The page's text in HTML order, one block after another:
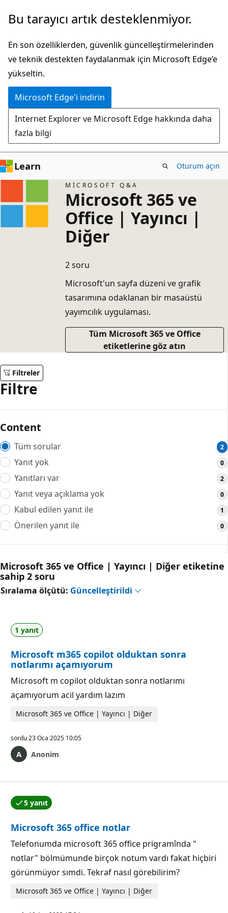
Ana
atla
Bu tarayıcı artık desteklenmiyor.
En son özelliklerden, güvenlik güncelleştirmelerinden
ve teknik destekten faydalanmak için Microsoft Edge’e
yükseltin.
Microsoft Edge'i indirin
Internet Explorer ve Microsoft Edge hakkında daha
fazla bilgi
Learn Oturum açın
MICROSOFT Q&A
Microsoft 365 ve
Office | Yayıncı |
Diğer
2 soru
Microsoft'un sayfa düzeni ve grafik
tasarımına odaklanan bir masaüstü
yayımcılık uygulaması.
Tüm Microsoft 365 ve Office
etiketlerine göz atın
Filtreler
Filtre
Content
Tüm sorular 2
Yanıt yok 0
Yanıtları var 2
Yanıt veya açıklama yok 0
Kabul edilen yanıt ile 1
Önerilen yanıt ile 0
Microsoft 365 ve Office | Yayıncı | Diğer etiketine
sahip 2 soru
Sıralama ölçütü: Güncelleştirildi
1 yanıt
Microsoft m365 copilot olduktan sonra
notlarımı açamıyorum
Microsoft m copilot olduktan sonra notlarımı
açamıyorum acil yardım lazım
Microsoft 365 ve Office | Yayıncı | Diğer
sordu23 Oca 2025 10:05
Anonim
5 yanıt
Yanıtlardan biri soru yazarı tarafından kabul edildi.
Microsoft 365 office notlar
Telefonumda microsoft 365 office prigramînda "
notlar" bölmümunde birçok notum vardı fakat hiçbiri
görünmüyor sımdi. Tekraf nasıl görebilirim?
Microsoft 365 ve Office | Yayıncı | Diğer